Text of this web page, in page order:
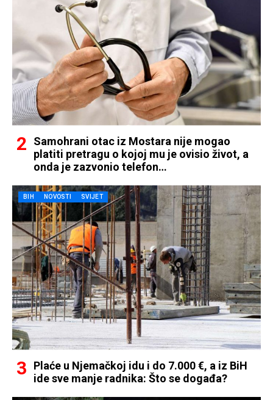
Samohrani otac iz Mostara nije mogao
platiti pretragu o kojoj mu je ovisio život, a
onda je zazvonio telefon…
BIH NOVOSTI SVIJET
Plaće u Njemačkoj idu i do 7.000 €, a iz BiH
ide sve manje radnika: Što se događa?